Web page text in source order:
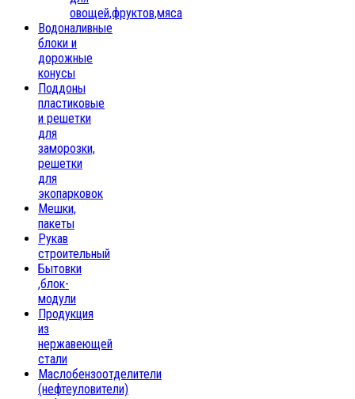
овощей,фруктов,мяса
Водоналивные
блоки и
дорожные
конусы
Поддоны
пластиковые
и решетки
для
заморозки,
решетки
для
экопарковок
Мешки,
пакеты
Рукав
строительный
Бытовки
,блок-
модули
Продукция
из
нержавеющей
стали
Маслобензоотделители
(нефтеуловители)